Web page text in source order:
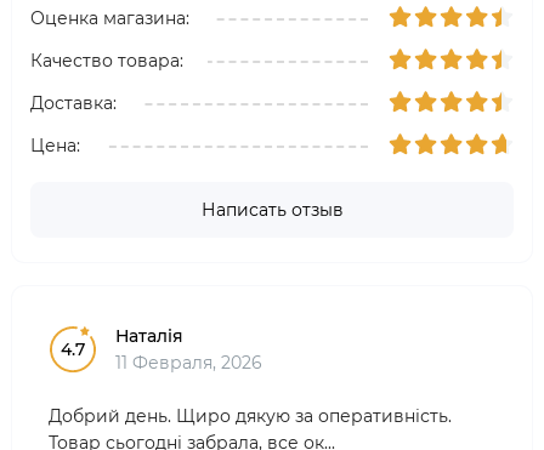
Оценка магазина:
Качество товара:
Доставка:
Цена:
Написать отзыв
4.7
Наталія
11 Февраля, 2026
Добрий день. Щиро дякую за оперативність.
Товар сьогодні забрала, все ок...